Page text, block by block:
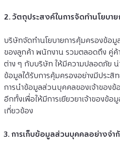
2. วัตถุประสงค์ในการจัดทำนโยบ
บริษัทจัดทำนโยบายการคุ้มครองข้อ
ของลูกค้า พนักงาน รวมตลอดถึง คู่ค้
ต่าง ๆ กับบริษัท ให้มีความปลอดภัย น่
ข้อมูลได้รับการคุ้มครองอย่างมีประสิ
การนำข้อมูลส่วนบุคคลของเจ้าของข้
อีกทั้งเพื่อให้มีการเยียวยาเจ้าของข้
เกี่ยวข้อง
3. การเก็บข้อมูลส่วนบุคคลอย่างจำ